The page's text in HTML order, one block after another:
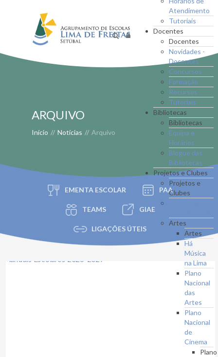
Atendimento
Tutoriais
Docentes
Docentes
Novidades -
Docentes
Concursos
Formação
Recursos
Tutoriais
Bibliotecas
Bibliotecas
Equipa e
Horários
Blogue das
Bibliotecas
Projetos e Clubes
Projetos e
Clubes
Artes
Artes
Há
Música
na Lima
Plano
Nacional
das
Artes
Plano
Nacional
de
Cinema
Plano
ARQUIVO
Início // Notícias // Arquivo
EMENTA ESCOLAR PAA
TEAMS GIAE
LIGAÇÕES ÚTEIS